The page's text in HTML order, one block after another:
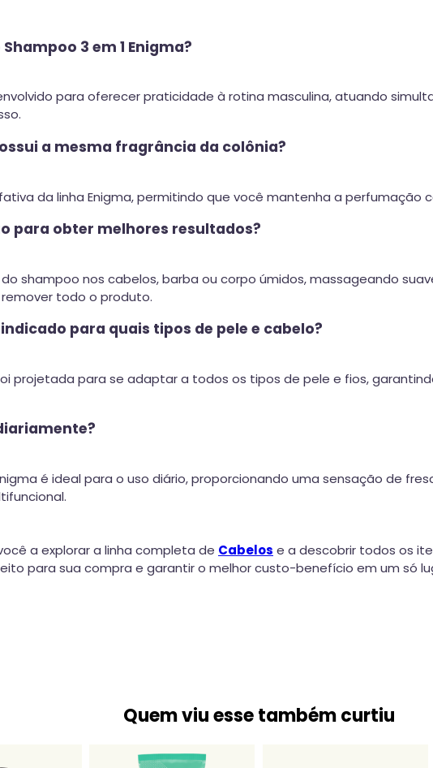
3 em 1 Enigma?
para oferecer praticidade à rotina masculina, atuando
a mesma fragrância da colônia?
da linha Enigma, permitindo que você mantenha a perfumação
para obter melhores resultados?
shampoo nos cabelos, barba ou corpo úmidos, massageando
todo o produto.
indicado para quais tipos de pele e cabelo?
projetada para se adaptar a todos os tipos de pele e fios,
é ideal para o uso diário, proporcionando uma sensação de
a explorar a linha completa de Cabelos e a descobrir todos os
para sua compra e garantir o melhor custo-benefício em um só
Quem viu esse também curtiu